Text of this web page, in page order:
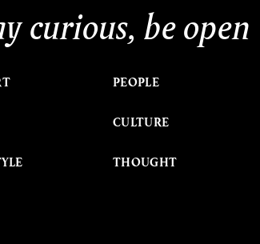
curious, be open
PEOPLE
CULTURE
THOUGHT